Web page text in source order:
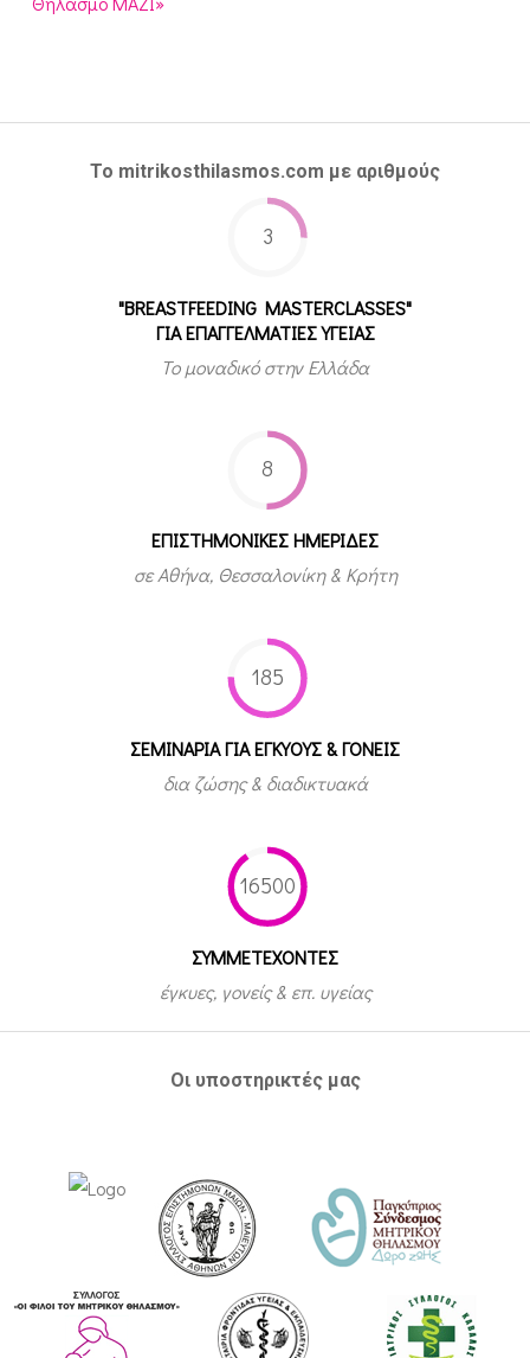
Το mitrikosthilasmos.com με αριθμούς
3
"BREASTFEEDING MASTERCLASSES"
ΓΙΑ ΕΠΑΓΓΕΛΜΑΤΙΕΣ ΥΓΕΙΑΣ
Το μοναδικό στην Ελλάδα
8
ΕΠΙΣΤΗΜΟΝΙΚΕΣ ΗΜΕΡΙΔΕΣ
σε Αθήνα, Θεσσαλονίκη & Κρήτη
185
ΣΕΜΙΝΑΡΙΑ ΓΙΑ ΕΓΚΥΟΥΣ & ΓΟΝΕΙΣ
δια ζώσης & διαδικτυακά
16500
ΣΥΜΜΕΤEΧΟΝΤΕΣ
έγκυες, γονείς & επ. υγείας
Οι υποστηρικτές μας